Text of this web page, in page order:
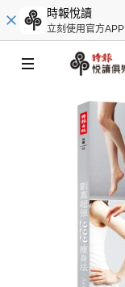
時報悅讀
立刻使用官方APP